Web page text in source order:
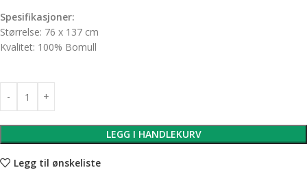
Spesifikasjoner:
Størrelse: 76 x 137 cm
Kvalitet: 100% Bomull
LEGG I HANDLEKURV
Legg til ønskeliste